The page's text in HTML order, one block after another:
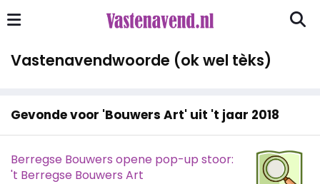
Vastenavendwoorde (ok wel tèks)
Gevonde voor 'Bouwers Art' uit 't jaar 2018
Berregse Bouwers opene pop-up stoor:
't Berregse Bouwers Art